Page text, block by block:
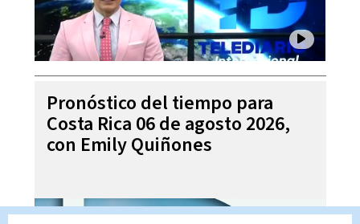
Pronóstico del tiempo para
Costa Rica 06 de agosto 2026,
con Emily Quiñones